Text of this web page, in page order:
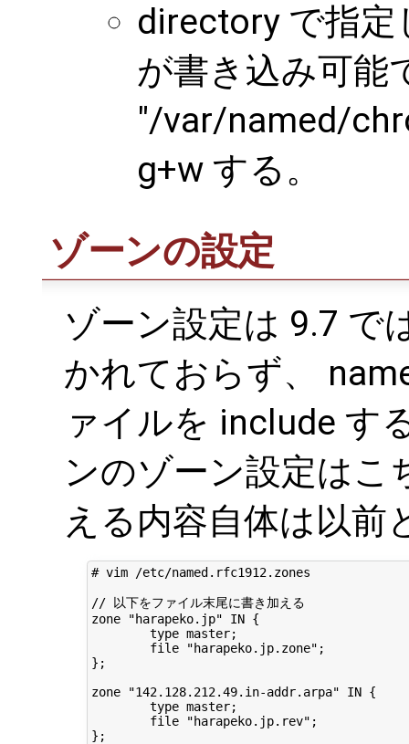
directory で指定
が書き込み可能
"/var/named/
g+w する。
ゾーンの設定
ゾーン設定は 9.7 で
かれておらず、
ァイルを include す
ンのゾーン設定はこ
える内容自体は以前
# vim /etc/named.rfc1912.zones
// 以下をファイル末尾に書き加える
zone "harapeko.jp" IN {
        type master;
        file "harapeko.jp.zone";
};
zone "142.128.212.49.in-addr.arpa" IN {
        type master;
        file "harapeko.jp.rev";
};